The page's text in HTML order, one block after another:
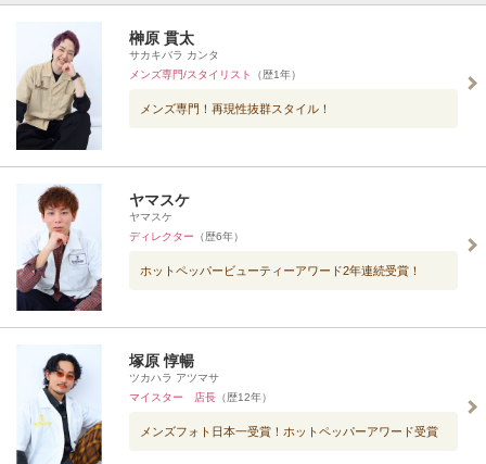
榊原 貫太
サカキバラ カンタ
メンズ専門/スタイリスト
（歴1年）
メンズ専門！再現性抜群スタイル！
ヤマスケ
ヤマスケ
ディレクター （歴6年）
ホットペッパービューティーアワード2年連続受賞！
塚原 惇暢
ツカハラ アツマサ
マイスター 店長 （歴12年）
メンズフォト日本一受賞！ホットペッパーアワード受賞